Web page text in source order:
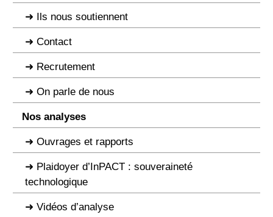
Ils nous soutiennent
Contact
Recrutement
On parle de nous
Nos analyses
Ouvrages et rapports
Plaidoyer d’InPACT : souveraineté
technologique
Vidéos d’analyse